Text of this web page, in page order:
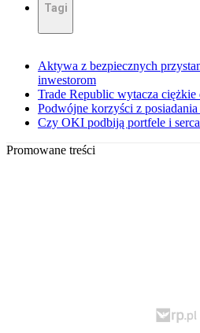
Tagi
Aktywa z bezpiecznych
inwestorom
Trade Republic wytacza
Podwójne korzyści z
Czy OKI podbiją portfele i
Promowane treści